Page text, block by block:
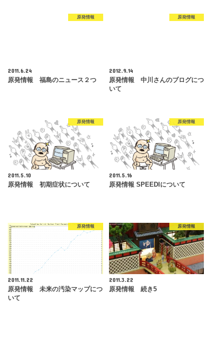
原発情報
2011.6.24
原発情報 福島のニュース２つ
原発情報
2012.9.14
原発情報 中川さんのブログにつ
いて
原発情報
2011.5.10
原発情報 初期症状について
原発情報
2011.5.16
原発情報 SPEEDIについて
原発情報
2011.11.22
原発情報 未来の汚染マップにつ
いて
原発情報
2011.3.22
原発情報 続き5